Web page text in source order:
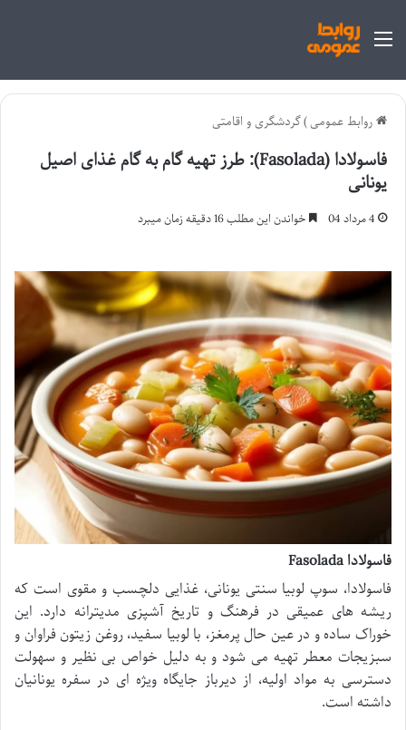
منو
روابط عمومی)گردشگری و اقامتی
فاسولادا (Fasolada): طرز تهیه گام به گام غذای اصیل
یونانی
4 مرداد 04 خواندن این مطلب 16 دقیقه زمان میبرد
فاسولادا Fasolada
فاسولادا، سوپ لوبیا سنتی یونانی، غذایی دلچسب و مقوی است که
ریشه های عمیقی در فرهنگ و تاریخ آشپزی مدیترانه دارد. این
خوراک ساده و در عین حال پرمغز، با لوبیا سفید، روغن زیتون فراوان و
سبزیجات معطر تهیه می شود و به دلیل خواص بی نظیر و سهولت
دسترسی به مواد اولیه، از دیرباز جایگاه ویژه ای در سفره یونانیان
داشته است.